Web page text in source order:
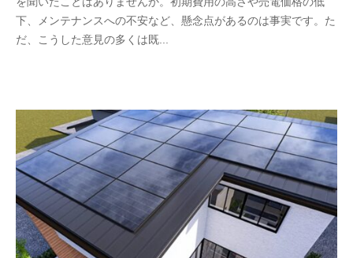
下、メンテナンスへの不安など、懸念点があるのは事実です。た
だ、こうした意見の多くは既...